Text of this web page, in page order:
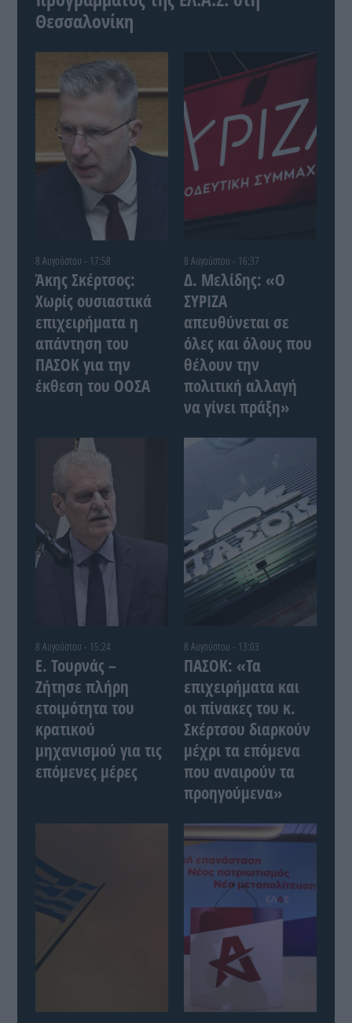
Θεσσαλονίκη
8 Αυγούστου - 17:58
Άκης Σκέρτσος:
Χωρίς ουσιαστικά
επιχειρήματα η
απάντηση του
ΠΑΣΟΚ για την
έκθεση του ΟΟΣΑ
8 Αυγούστου - 16:37
Δ. Μελίδης: «Ο
ΣΥΡΙΖΑ
απευθύνεται σε
όλες και όλους που
θέλουν την
πολιτική αλλαγή
να γίνει πράξη»
8 Αυγούστου - 15:24
Ε. Τουρνάς –
Ζήτησε πλήρη
ετοιμότητα του
κρατικού
μηχανισμού για τις
επόμενες μέρες
8 Αυγούστου - 13:03
ΠΑΣΟΚ: «Τα
επιχειρήματα και
οι πίνακες του κ.
Σκέρτσου διαρκούν
μέχρι τα επόμενα
που αναιρούν τα
προηγούμενα»